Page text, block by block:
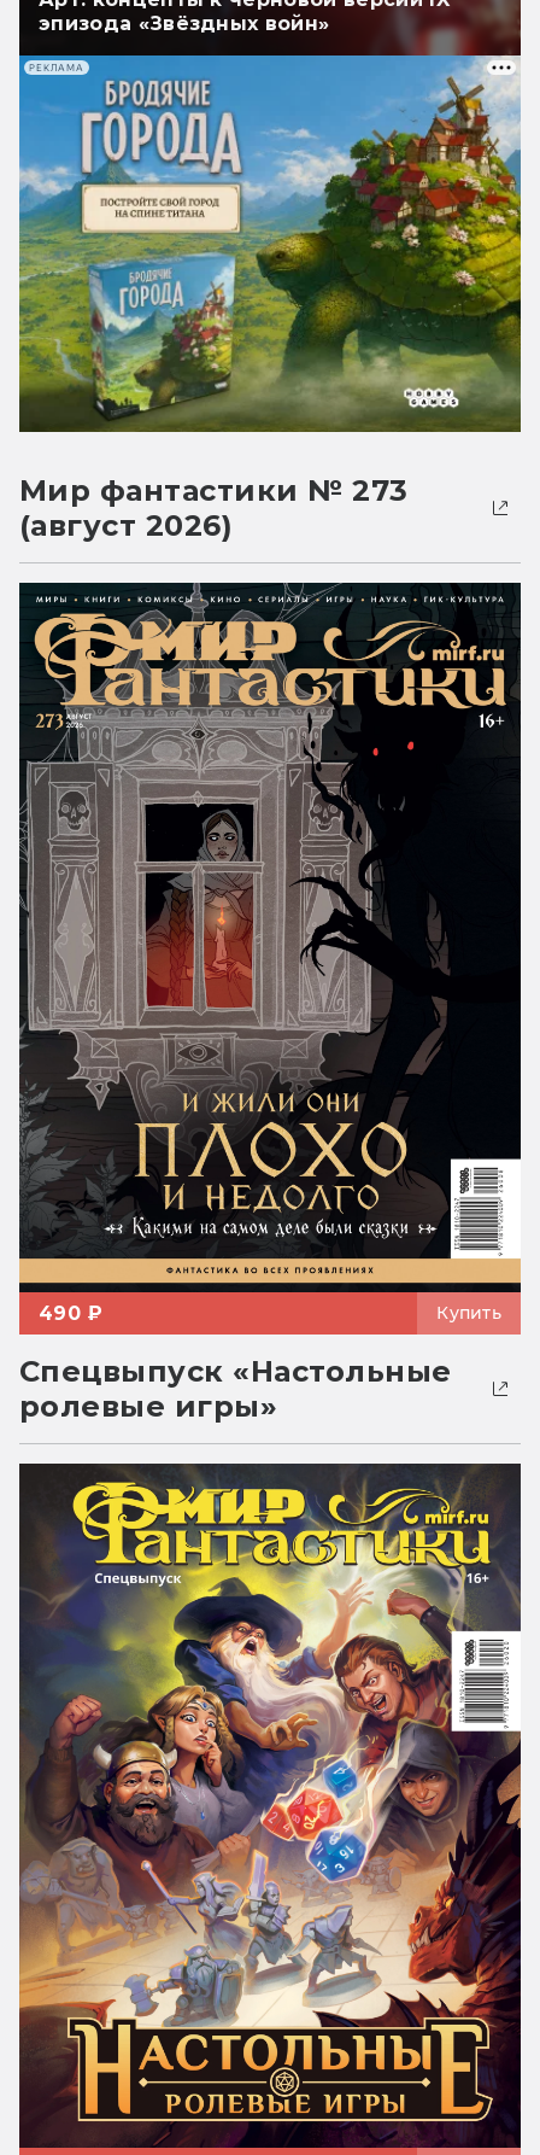
эпизода «Звёздных войн»
РЕКЛАМА
Мир фантастики № 273
(август 2026)
490 ₽ Купить
Спецвыпуск «Настольные
ролевые игры»